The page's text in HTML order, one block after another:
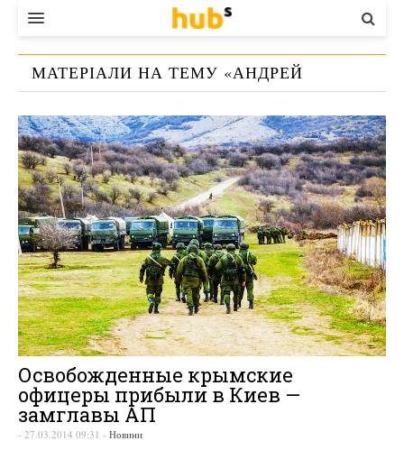
ВЛАДА
ЕКОНОМІКА
БІЗНЕС
СТАРТЕР
КОНТАКТИ
МАТЕРІАЛИ НА ТЕМУ «АНДРЕЙ
Освобожденные крымские
офицеры прибыли в Киев —
замглавы АП
- 27.03.2014 09:31 - Новини